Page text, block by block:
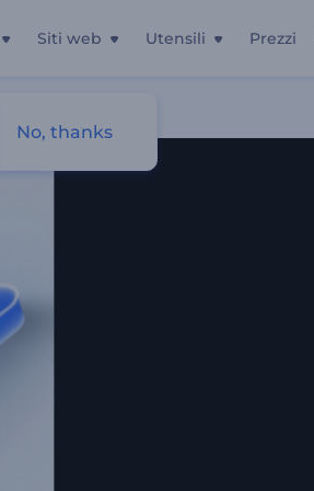
Siti web Utensili Prezzi
No, thanks